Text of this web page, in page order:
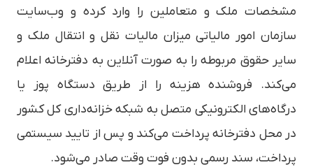
مشخصات ملک و متعاملین را وارد کرده و وب‌سایت
سازمان امور مالیاتی میزان مالیات نقل و انتقال ملک و
سایر حقوق مربوطه را به صورت آنلاین به دفترخانه اعلام
می‌کند. فروشنده هزینه را از طریق دستگاه پوز یا
درگاه‌های الکترونیکی متصل به شبکه خزانه‌داری کل کشور
در محل دفترخانه پرداخت می‌کند و پس از تایید سیستمی
پرداخت، سند رسمی بدون فوت وقت صادر می‌شود.